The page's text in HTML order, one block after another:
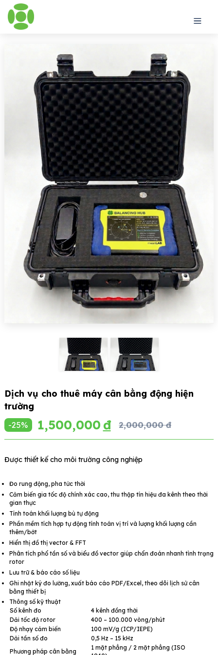
Dịch vụ cho thuê máy cân bằng động hiện
trường
-25% 1,500,000 2,000,000 đ
Được thiết kế cho môi trường công nghiệp
Đo rung động, pha tức thời
Cảm biến gia tốc độ chính xác cao, thu thập tín hiệu đa kênh theo thời
gian thực
Tính toán khối lượng bù tự động
Phần mềm tích hợp tự động tính toán vị trí và lượng khối lượng cần
thêm/bớt
Hiển thị đồ thị vector & FFT
Phân tích phổ tần số và biểu đồ vector giúp chẩn đoán nhanh tình trạng
rotor
Lưu trữ & báo cáo số liệu
Ghi nhật ký đo lường, xuất báo cáo PDF/Excel, theo dõi lịch sử cân
bằng thiết bị
Thông số kỹ thuật
Số kênh đo
4 kênh đồng thời
Dải tốc độ rotor
400 – 100.000 vòng/phút
Độ nhạy cảm biến
100 mV/g (ICP/IEPE)
Dải tần số đo
0,5 Hz – 15 kHz
Phương pháp cân bằng
1 mặt phẳng / 2 mặt phẳng (ISO